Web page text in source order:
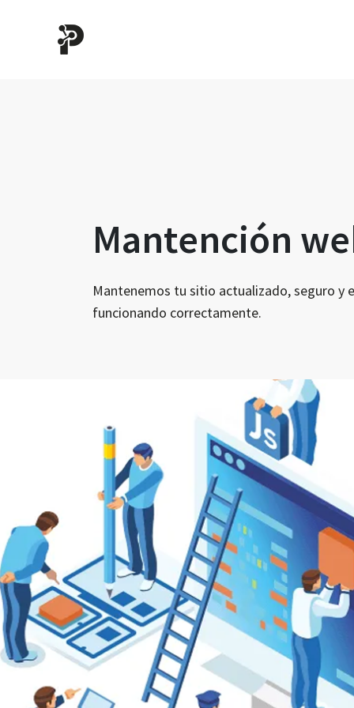
Mantención
Mantenemos tu sitio actualizado, seguro y
funcionando correctamente.